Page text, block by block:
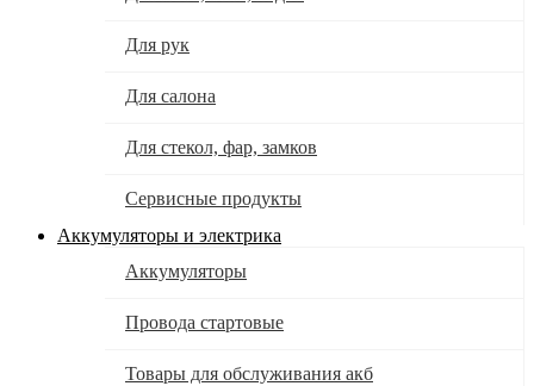
Для рук
Для салона
Для стекол, фар, замков
Сервисные продукты
Аккумуляторы и электрика
Аккумуляторы
Провода стартовые
Товары для обслуживания акб